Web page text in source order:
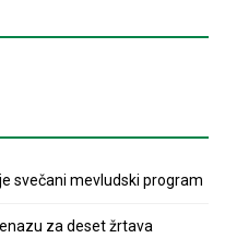
svečani mevludski program
za deset žrtava